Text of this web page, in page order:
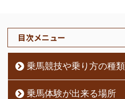
目次メニュー
乗馬競技や乗り方の種類
乗馬体験が出来る場所